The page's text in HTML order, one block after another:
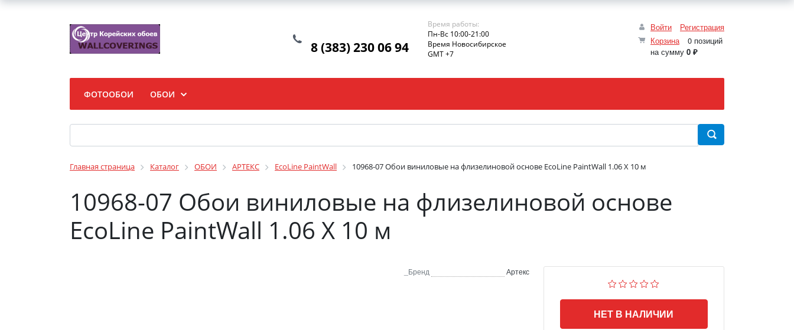
Войти
Регистрация
Корзина
0 позиций
на сумму 0 ₽
8 (383) 230 06 94
Время работы:
Пн-Вс 10:00-21:00
Время Новосибирское
GMT +7
ФОТООБОИ ОБОИ
Главная страница Каталог ОБОИ АРТЕКС EcoLine PaintWall 10968-07 Обои виниловые на флизелиновой основе EcoLine PaintWall 1.06 X 10 м
10968-07 Обои виниловые на флизелиновой основе
EcoLine PaintWall 1.06 X 10 м
_Бренд Артекс
НЕТ В НАЛИЧИИ